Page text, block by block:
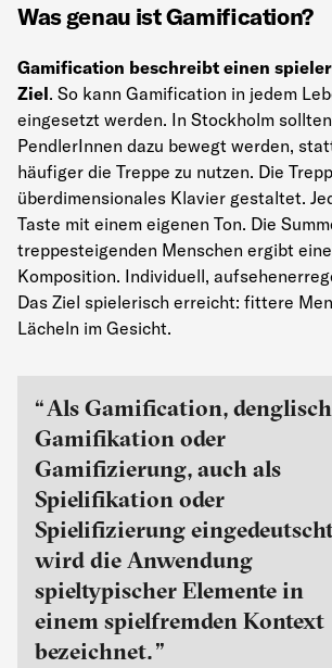
Was genau ist Gamification?
Gamification beschreibt einen
Ziel. So kann Gamification in jedem
eingesetzt werden. In Stockholm
PendlerInnen dazu bewegt werden,
häufiger die Treppe zu nutzen. Die
überdimensionales Klavier gestaltet.
Taste mit einem eigenen Ton. Die
treppesteigenden Menschen ergibt
Komposition. Individuell,
Das Ziel spielerisch erreicht: fittere
Lächeln im Gesicht.
Als Gamification, denglisch
Gamifikation oder
Gamifizierung, auch als
Spielifikation oder
Spielifizierung
wird die Anwendung
spieltypischer Elemente in
einem spielfremden Kontext
bezeichnet.